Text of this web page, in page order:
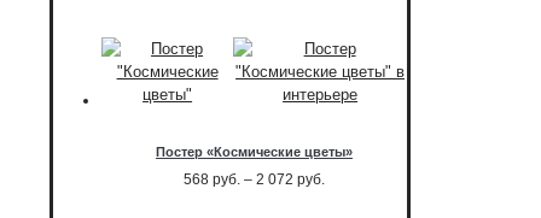
руб.
–
2 072
Постер «Космические цветы»
568 руб. – 2 072 руб.